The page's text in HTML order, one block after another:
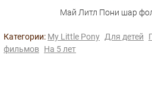
Май Литл Пони шар
Категории: My Little Pony Для детей
фильмов На 5 лет